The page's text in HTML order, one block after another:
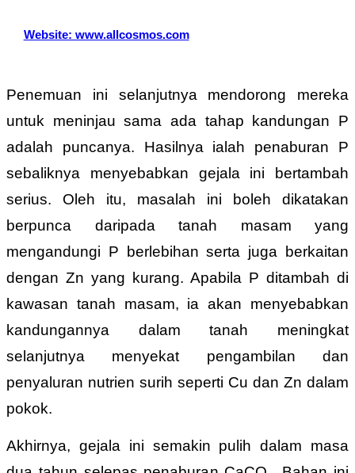
Website: www.allcosmos.com
Penemuan ini selanjutnya mendorong mereka
untuk meninjau sama ada tahap kandungan P
adalah puncanya. Hasilnya ialah penaburan P
sebaliknya menyebabkan gejala ini bertambah
serius. Oleh itu, masalah ini boleh dikatakan
berpunca daripada tanah masam yang
mengandungi P berlebihan serta juga berkaitan
dengan Zn yang kurang. Apabila P ditambah di
kawasan tanah masam, ia akan menyebabkan
kandungannya dalam tanah meningkat
selanjutnya menyekat pengambilan dan
penyaluran nutrien surih seperti Cu dan Zn dalam
pokok.
Akhirnya, gejala ini semakin pulih dalam masa